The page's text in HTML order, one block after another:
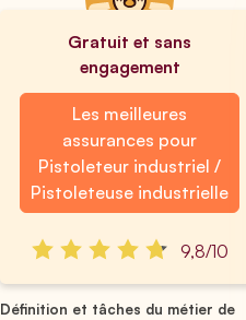
Gratuit et sans
engagement
Les meilleures
assurances pour
Pistoleteur industriel /
Pistoleteuse industrielle
9,8/10
Définition et tâches du métier de